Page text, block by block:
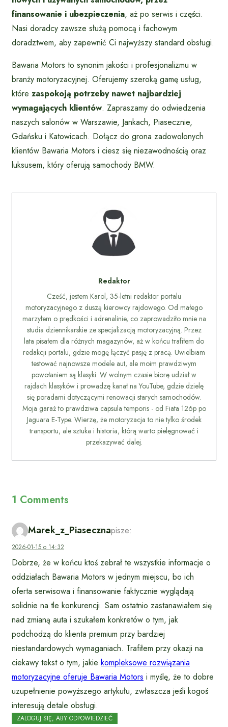
finansowanie i ubezpieczenia, aż po serwis i części.
Nasi doradcy zawsze służą pomocą i fachowym
doradztwem, aby zapewnić Ci najwyższy standard obsługi.
Bawaria Motors to synonim jakości i profesjonalizmu w
branży motoryzacyjnej. Oferujemy szeroką gamę usług,
które zaspokoją potrzeby nawet najbardziej
wymagających klientów. Zapraszamy do odwiedzenia
naszych salonów w Warszawie, Jankach, Piasecznie,
Gdańsku i Katowicach. Dołącz do grona zadowolonych
klientów Bawaria Motors i ciesz się niezawodnością oraz
luksusem, który oferują samochody BMW.
Redaktor
Cześć, jestem Karol, 35-letni redaktor portalu
motoryzacyjnego z duszą kierowcy rajdowego. Od małego
marzyłem o prędkości i adrenalinie, co zaprowadziło mnie na
studia dziennikarskie ze specjalizacją motoryzacyjną. Przez
lata pisałem dla różnych magazynów, aż w końcu trafiłem do
redakcji portalu, gdzie mogę łączyć pasję z pracą. Uwielbiam
testować najnowsze modele aut, ale moim prawdziwym
powołaniem są klasyki. W wolnym czasie biorę udział w
rajdach klasyków i prowadzę kanał na YouTube, gdzie dzielę
się poradami dotyczącymi renowacji starych samochodów.
Moja garaż to prawdziwa capsula temporis - od Fiata 126p po
Jaguara E-Type. Wierzę, że motoryzacja to nie tylko środek
transportu, ale sztuka i historia, którą warto pielęgnować i
przekazywać dalej.
1 Comments
Marek_z_Piasecznapisze:
2026-01-15 o 14:32
Dobrze, że w końcu ktoś zebrał te wszystkie informacje o
oddziałach Bawaria Motors w jednym miejscu, bo ich
oferta serwisowa i finansowanie faktycznie wyglądają
solidnie na tle konkurencji. Sam ostatnio zastanawiałem się
nad zmianą auta i szukałem konkretów o tym, jak
podchodzą do klienta premium przy bardziej
niestandardowych wymaganiach. Trafiłem przy okazji na
ciekawy tekst o tym, jakie kompleksowe rozwiązania
motoryzacyjne oferuje Bawaria Motors i myślę, że to dobre
uzupełnienie powyższego artykułu, zwłaszcza jeśli kogoś
interesują detale obsługi.
ZALOGUJ SIĘ, ABY ODPOWIEDZIEĆ